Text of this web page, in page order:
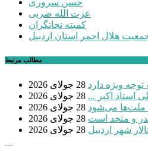
حسن سروری
عزت الله ضربی
کمیته نجاتگران
هلال احمر استان اردبیل
مطالب مرتبط
ویژه دارد 28 جولای 2026
استاد اکبر ... 28 جولای 2026
ملت‌ها می‌شود 28 جولای 2026
و متحد است 28 جولای 2026
28 جولای 2026